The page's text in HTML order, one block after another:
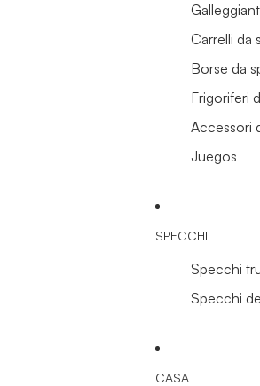
Carrelli da
Borse da
Frigoriferi
Accessori
Juegos
SPECCHI
Specchi
Specchi
CASA